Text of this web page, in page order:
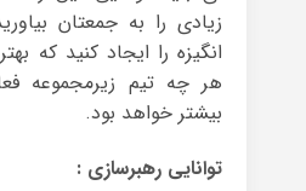
زیادی را به جمعتان
انگیزه را ایجاد کنید که
هر چه تیم زیرمجموعه
بیشتر خواهد بود.
توانایی رهبرسازی :